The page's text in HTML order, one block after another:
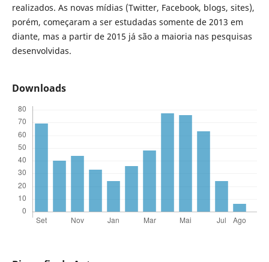
realizados. As novas mídias (Twitter, Facebook, blogs, sites),
porém, começaram a ser estudadas somente de 2013 em
diante, mas a partir de 2015 já são a maioria nas pesquisas
desenvolvidas.
Downloads